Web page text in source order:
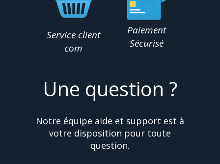
Service client
com
Paiement
Sécurisé
Une question ?
Notre équipe aide et support est à
votre disposition pour toute
question.